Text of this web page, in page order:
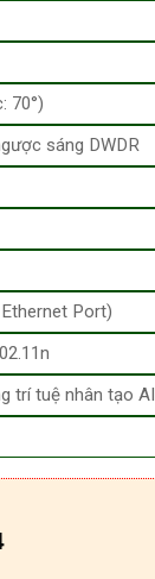
70°)
sáng DWDR
Port)
trí tuệ nhân tạo AI